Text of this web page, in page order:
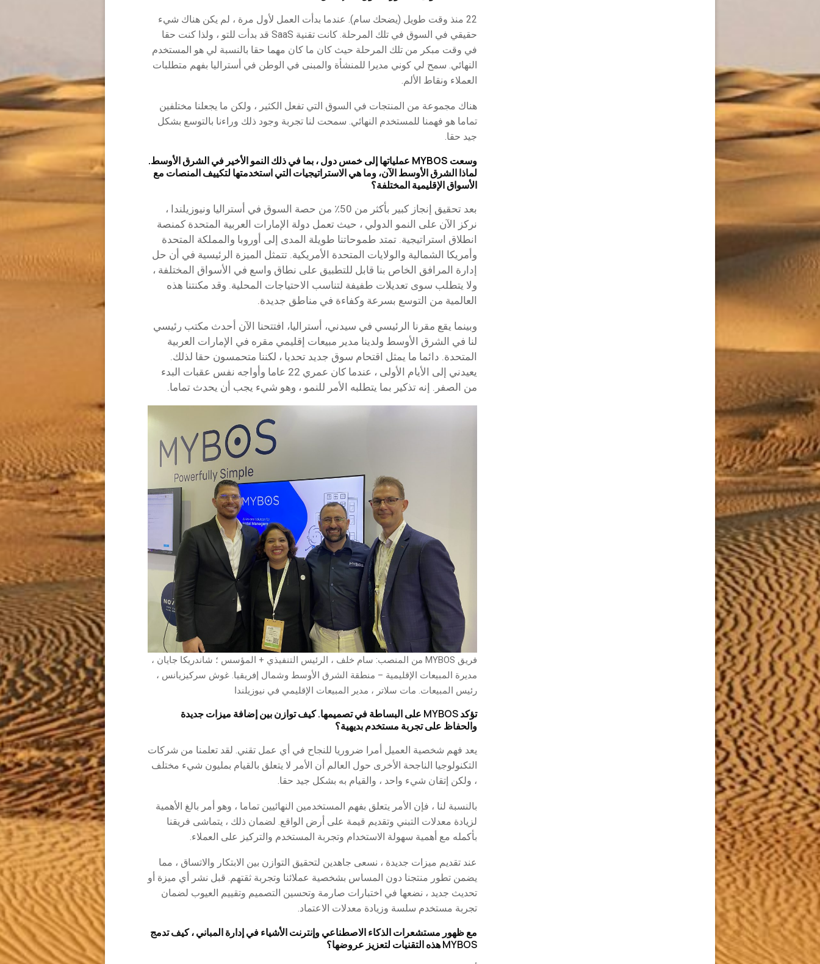
22 منذ وقت طويل (يضحك سام). عندما بدأت العمل لأول مرة ، لم يكن هناك شيء
حقيقي في السوق في تلك المرحلة. كانت تقنية SaaS قد بدأت للتو ، ولذا كنت حقا
في وقت مبكر من تلك المرحلة حيث كان ما كان مهما حقا بالنسبة لي هو المستخدم
النهائي. سمح لي كوني مديرا للمنشأة والمبنى في الوطن في أستراليا بفهم متطلبات
العملاء ونقاط الألم.
هناك مجموعة من المنتجات في السوق التي تفعل الكثير ، ولكن ما يجعلنا مختلفين
تماما هو فهمنا للمستخدم النهائي. سمحت لنا تجربة وجود ذلك وراءنا بالتوسع بشكل
جيد حقا.
وسعت MYBOS عملياتها إلى خمس دول ، بما في ذلك النمو الأخير في الشرق الأوسط.
لماذا الشرق الأوسط الآن، وما هي الاستراتيجيات التي استخدمتها لتكييف المنصات مع
الأسواق الإقليمية المختلفة؟
بعد تحقيق إنجاز كبير بأكثر من 50٪ من حصة السوق في أستراليا ونيوزيلندا ،
نركز الآن على النمو الدولي ، حيث تعمل دولة الإمارات العربية المتحدة كمنصة
انطلاق استراتيجية. تمتد طموحاتنا طويلة المدى إلى أوروبا والمملكة المتحدة
وأمريكا الشمالية والولايات المتحدة الأمريكية. تتمثل الميزة الرئيسية في أن حل
إدارة المرافق الخاص بنا قابل للتطبيق على نطاق واسع في الأسواق المختلفة ،
ولا يتطلب سوى تعديلات طفيفة لتناسب الاحتياجات المحلية. وقد مكنتنا هذه
العالمية من التوسع بسرعة وكفاءة في مناطق جديدة.
وبينما يقع مقرنا الرئيسي في سيدني، أستراليا، افتتحنا الآن أحدث مكتب رئيسي
لنا في الشرق الأوسط ولدينا مدير مبيعات إقليمي مقره في الإمارات العربية
المتحدة. دائما ما يمثل اقتحام سوق جديد تحديا ، لكننا متحمسون حقا لذلك.
يعيدني إلى الأيام الأولى ، عندما كان عمري 22 عاما وأواجه نفس عقبات البدء
من الصفر. إنه تذكير بما يتطلبه الأمر للنمو ، وهو شيء يجب أن يحدث تماما.
فريق MYBOS من المنصب: سام خلف ، الرئيس التنفيذي + المؤسس ؛ شاندريكا جايان ،
مديرة المبيعات الإقليمية – منطقة الشرق الأوسط وشمال إفريقيا. غوش سركيزيانس ،
رئيس المبيعات. مات سلاتر ، مدير المبيعات الإقليمي في نيوزيلندا
تؤكد MYBOS على البساطة في تصميمها. كيف توازن بين إضافة ميزات جديدة
والحفاظ على تجربة مستخدم بديهية؟
يعد فهم شخصية العميل أمرا ضروريا للنجاح في أي عمل تقني. لقد تعلمنا من شركات
التكنولوجيا الناجحة الأخرى حول العالم أن الأمر لا يتعلق بالقيام بمليون شيء مختلف
، ولكن إتقان شيء واحد ، والقيام به بشكل جيد حقا.
بالنسبة لنا ، فإن الأمر يتعلق بفهم المستخدمين النهائيين تماما ، وهو أمر بالغ الأهمية
لزيادة معدلات التبني وتقديم قيمة على أرض الواقع. لضمان ذلك ، يتماشى فريقنا
بأكمله مع أهمية سهولة الاستخدام وتجربة المستخدم والتركيز على العملاء.
عند تقديم ميزات جديدة ، نسعى جاهدين لتحقيق التوازن بين الابتكار والاتساق ، مما
يضمن تطور منتجنا دون المساس بشخصية عملائنا وتجربة ثقتهم. قبل نشر أي ميزة أو
تحديث جديد ، نضعها في اختبارات صارمة وتحسين التصميم وتقييم العيوب لضمان
تجربة مستخدم سلسة وزيادة معدلات الاعتماد.
مع ظهور مستشعرات الذكاء الاصطناعي وإنترنت الأشياء في إدارة المباني ، كيف تدمج
MYBOS هذه التقنيات لتعزيز عروضها؟